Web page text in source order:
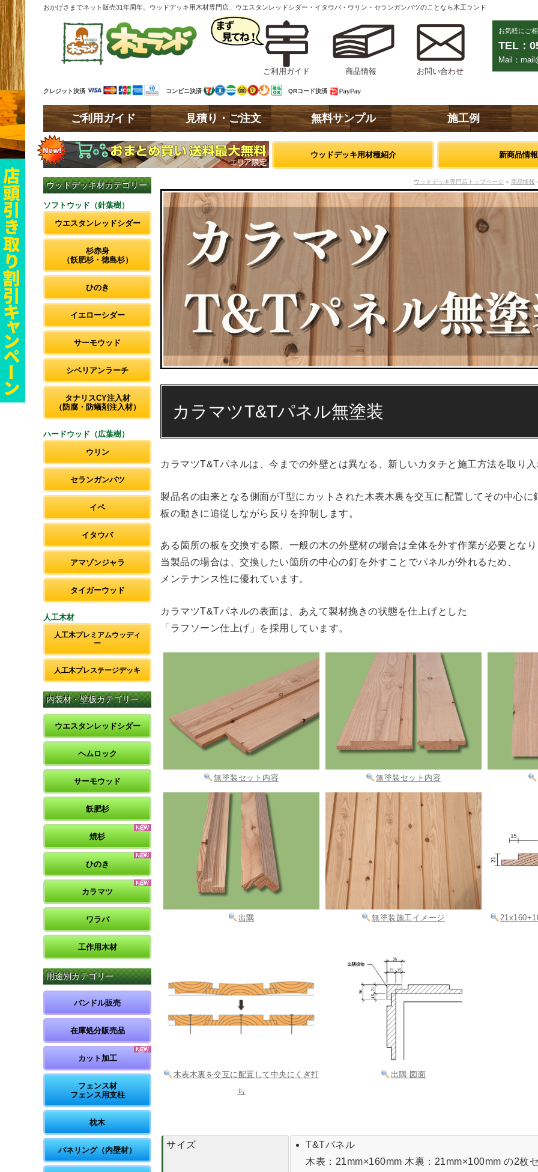
おかげさまでネット販売31年周年。ウッドデッキ用木材専門店、ウエスタンレッドシダー・イタウバ・ウリン・セランガンバツのことなら木工ランド
お気軽にご
TEL：
Mail：
ご利用ガイド
商品情報 お問い合わせ
クレジット決済 コンビニ決済 QRコード決済
ご利用ガイド 見積り・ご注文 無料サンプル 施工例
ウッドデッキ用材種紹介 新商品情報
ウッドデッキ材カテゴリー
ソフトウッド（針葉樹）
ウエスタンレッドシダー
杉赤身
（飫肥杉・徳島杉）
ひのき
イエローシダー
サーモウッド
シベリアンラーチ
タナリスCY注入材
（防腐・防蟻剤注入材）
ハードウッド（広葉樹）
ウリン
セランガンバツ
イペ
イタウバ
アマゾンジャラ
タイガーウッド
人工木材
人工木プレミアムウッディ
ー
人工木プレステージデッキ
内装材・壁板カテゴリー
ウエスタンレッドシダー
ヘムロック
サーモウッド
飫肥杉
焼杉
ひのき
カラマツ
ワラバ
工作用木材
用途別カテゴリー
バンドル販売
在庫処分販売品
カット加工
フェンス材
フェンス用支柱
枕木
パネリング（内壁材）
ウッドデッキ専門店トップページ » 商品情報
カラマツT&Tパネル無塗装
カラマツT&Tパネルは、今までの外壁とは異なる、新しいカタチと施工方法を取り
製品名の由来となる側面がT型にカットされた木表木裏を交互に配置してその中心に
板の動きに追従しながら反りを抑制します。
ある箇所の板を交換する際、一般の木の外壁材の場合は全体を外す作業が必要とな
当製品の場合は、交換したい箇所の中心の釘を外すことでパネルが外れるため、
メンテナンス性に優れています。
カラマツT&Tパネルの表面は、あえて製材挽きの状態を仕上げとした
「ラフソーン仕上げ」を採用しています。
無塗装セット内容 無塗装セット内容
出隅 無塗装施工イメージ
木表木裏を交互に配置して中央にくぎ打
ち
出隅 図面
サイズ
T&Tパネル
木表：21mm×160mm 木裏：21mm×100mm の2枚